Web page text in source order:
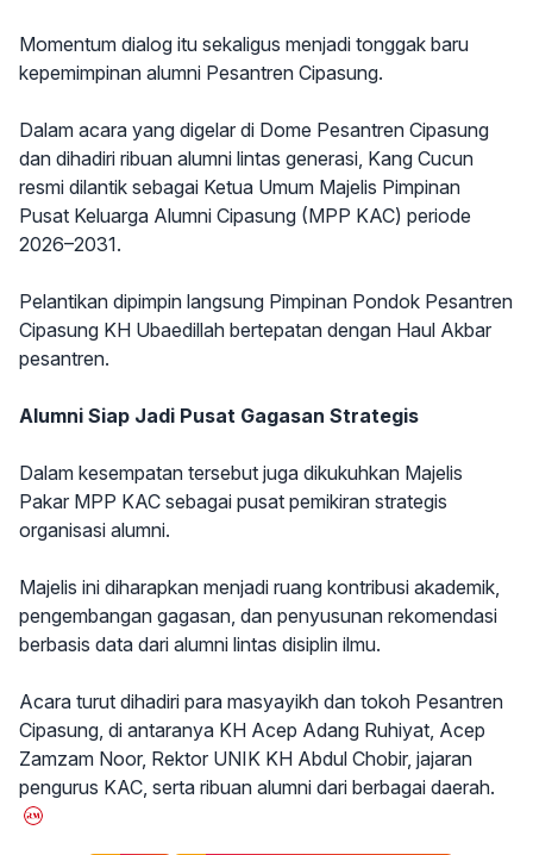
Momentum dialog itu sekaligus menjadi tonggak baru
kepemimpinan alumni Pesantren Cipasung.
Dalam acara yang digelar di Dome Pesantren Cipasung
dan dihadiri ribuan alumni lintas generasi, Kang Cucun
resmi dilantik sebagai Ketua Umum Majelis Pimpinan
Pusat Keluarga Alumni Cipasung (MPP KAC) periode
2026–2031.
Pelantikan dipimpin langsung Pimpinan Pondok Pesantren
Cipasung KH Ubaedillah bertepatan dengan Haul Akbar
pesantren.
Alumni Siap Jadi Pusat Gagasan Strategis
Dalam kesempatan tersebut juga dikukuhkan Majelis
Pakar MPP KAC sebagai pusat pemikiran strategis
organisasi alumni.
Majelis ini diharapkan menjadi ruang kontribusi akademik,
pengembangan gagasan, dan penyusunan rekomendasi
berbasis data dari alumni lintas disiplin ilmu.
Acara turut dihadiri para masyayikh dan tokoh Pesantren
Cipasung, di antaranya KH Acep Adang Ruhiyat, Acep
Zamzam Noor, Rektor UNIK KH Abdul Chobir, jajaran
pengurus KAC, serta ribuan alumni dari berbagai daerah.